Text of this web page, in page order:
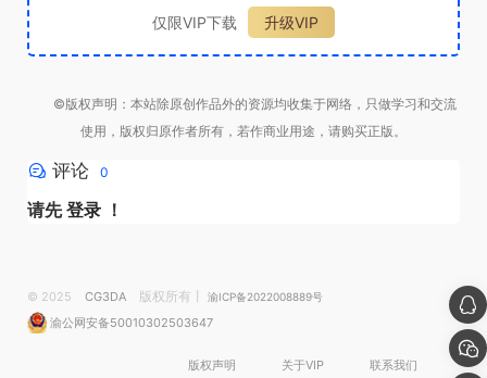
仅限VIP下载
升级VIP
©版权声明：本站除原创作品外的资源均收集于网络，只做学习和交流
使用，版权归原作者所有，若作商业用途，请购买正版。
评论 0
请先登录 ！
© 2025 CG3DA 版权所有丨 渝ICP备2022008889号
渝公网安备50010302503647
版权声明 关于VIP 联系我们